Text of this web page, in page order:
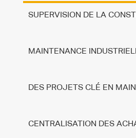
SUPERVISION DE LA
MAINTENANCE
DES PROJETS CLÉ EN MAIN
CENTRALISATION DES